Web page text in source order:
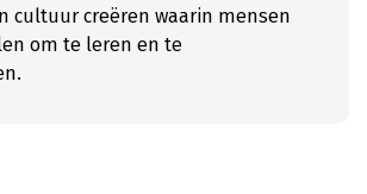
cultuur creëren waarin mensen
om te leren en te